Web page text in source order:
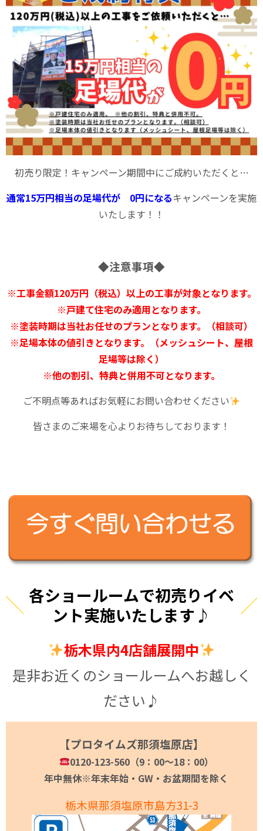
初売り限定！キャンペーン期間中にご成約いただくと…
通常15万円相当の足場代が 0円になるキャンペーンを実施
いたします！！
◆注意事項◆
※工事金額120万円（税込）以上の工事が対象となります。
※戸建て住宅のみ適用となります。
※塗装時期は当社お任せのプランとなります。（相談可）
※足場本体の値引きとなります。（メッシュシート、屋根
足場等は除く）
※他の割引、特典と併用不可となります。
ご不明点等あればお気軽にお問い合わせください
皆さまのご来場を心よりお待ちしております！
各ショールームで初売りイベ
ント実施いたします♪
栃木県内4店舗展開中
是非お近くのショールームへお越しく
ださい♪
【プロタイムズ那須塩原店】
0120-123-560（9：00～18：00）
年中無休※年末年始・GW・お盆期間を除く
栃木県那須塩原市島方31-3